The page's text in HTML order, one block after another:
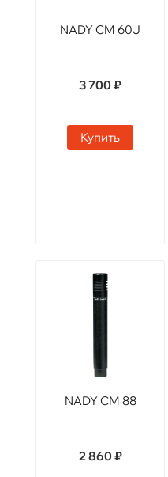
NADY CM 60J
3 700 ₽
Купить
NADY CM 88
2 860 ₽